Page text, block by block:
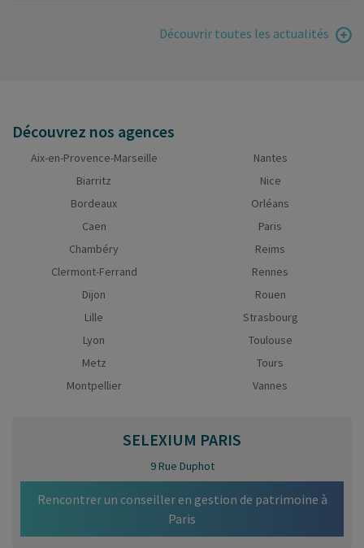
Découvrir toutes les actualités
Découvrez nos agences
Aix-en-Provence-Marseille
Biarritz
Bordeaux
Caen
Chambéry
Clermont-Ferrand
Dijon
Lille
Lyon
Metz
Montpellier
Nantes
Nice
Orléans
Paris
Reims
Rennes
Rouen
Strasbourg
Toulouse
Tours
Vannes
SELEXIUM PARIS
9 Rue Duphot
Rencontrer un conseiller en gestion de patrimoine à
Paris